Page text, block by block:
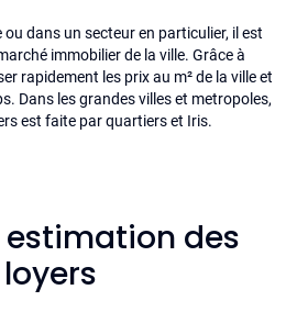
dans un secteur en particulier, il est
immobilier de la ville. Grâce à
rapidement les prix au m² de la ville et
Dans les grandes villes et metropoles,
est faite par quartiers et Iris.
des
loyers